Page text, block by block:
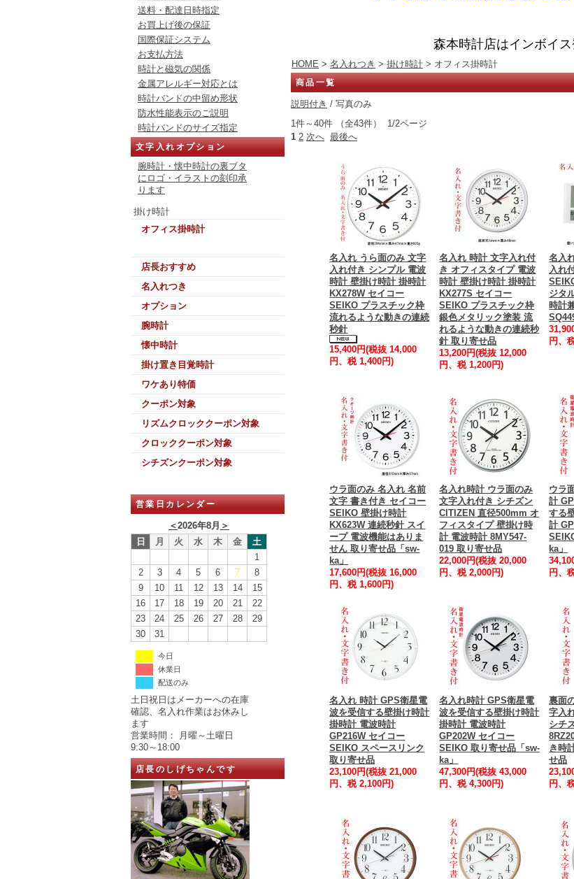
送料・配達日時指定
お買上げ後の保証
国際保証システム
お支払方法
時計と磁気の関係
金属アレルギー対応とは
時計バンドの中留め形状
防水性能表示のご説明
時計バンドのサイズ指定
文字入れオプション
腕時計・懐中時計の裏ブタ
にロゴ・イラストの刻印承
ります
掛け時計
オフィス掛時計
店長おすすめ
名入れつき
オプション
腕時計
懐中時計
掛け置き目覚時計
ワケあり特価
クーポン対象
リズムクロッククーポン対象
クロッククーポン対象
シチズンクーポン対象
営業日カレンダー
＜2026年8月 ＞
日
月 火 水 木 金
土
1
2
3 4 5 6 7
8
9
10 11 12 13 14
15
16
17 18 19 20 21
22
23
24 25 26 27 28
29
30
31
今日
休業日
配送のみ
土日祝日はメーカーへの在庫
確認、名入れ作業はお休みし
ます
営業時間： 月曜～土曜日
9:30～18:00
店長のしげちゃんです
森本時計店はインボイ
HOME > 名入れつき > 掛け時計 > オフィス掛時計
商品一覧
説明付き / 写真のみ
1件～40件 （全43件） 1/2ページ
1 2 次へ 最後へ
名入れ うら面のみ 文字
入れ付き シンプル 電波
時計 壁掛け時計 掛時計
KX278W セイコー
SEIKO プラスチック枠
流れるような動きの連続
秒針
15,400円(税抜 14,000
円、税 1,400円)
名入れ 時計 文字入れ付
き オフィスタイプ 電波
時計 壁掛け時計 掛時計
KX277S セイコー
SEIKO プラスチック枠
銀色メタリック塗装 流
れるような動きの連続秒
針 取り寄せ品
13,200円(税抜 12,000
円、税 1,200円)
名入
入れ
ジタ
時計
円、
ウラ面のみ 名入れ 名前
文字 書き付き セイコー
SEIKO 壁掛け時計
KX623W 連続秒針 スイ
ープ 電波機能はありま
せん 取り寄せ品「sw-
ka」
17,600円(税抜 16,000
円、税 1,600円)
名入れ時計 ウラ面のみ
文字入れ付き シチズン
CITIZEN 直径500mm オ
フィスタイプ 壁掛け時
計 電波時計 8MY547-
019 取り寄せ品
22,000円(税抜 20,000
円、税 2,000円)
ウラ
計
する
計
ka」
円、
名入れ 時計 GPS衛星電
波を受信する壁掛け時計
掛時計 電波時計
GP216W セイコー
SEIKO スペースリンク
取り寄せ品
23,100円(税抜 21,000
円、税 2,100円)
名入れ時計 GPS衛星電
波を受信する壁掛け時計
掛時計 電波時計
GP202W セイコー
SEIKO 取り寄せ品「sw-
ka」
47,300円(税抜 43,000
円、税 4,300円)
裏面
字入
シチ
き時
せ品
円、